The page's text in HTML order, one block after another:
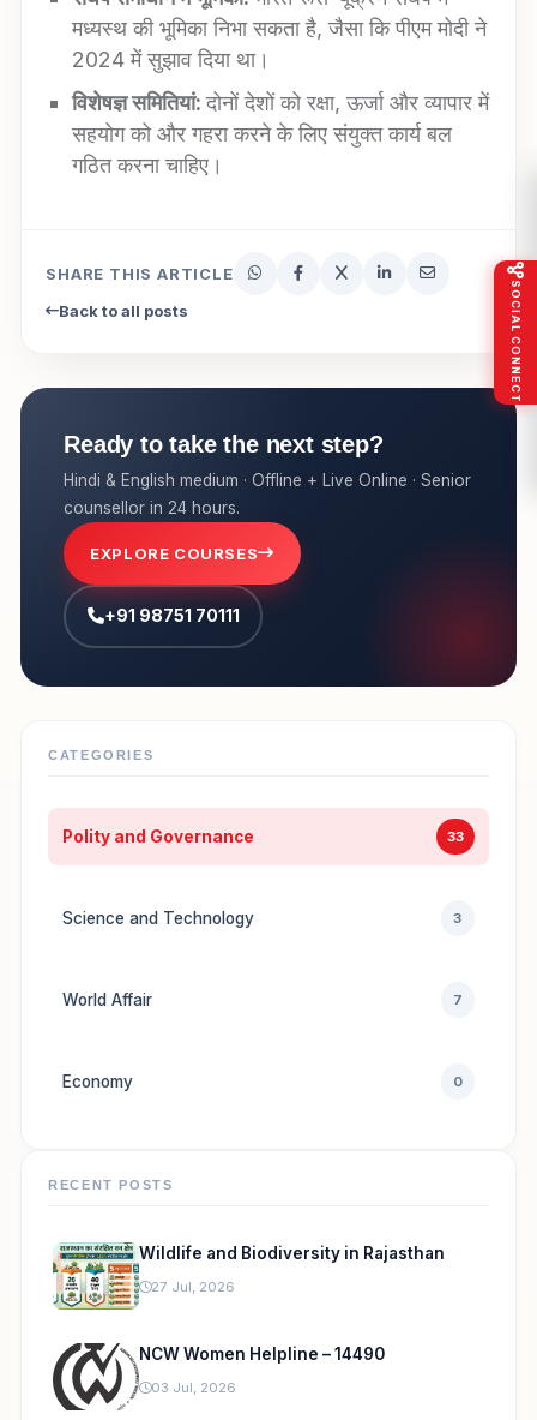
मध्यस्थ की भूमिका निभा सकता है, जैसा कि पीएम मोदी ने
2024 में सुझाव दिया था।
विशेषज्ञ समितियां:दोनों देशों को रक्षा, ऊर्जा और व्यापार में
सहयोग को और गहरा करने के लिए संयुक्त कार्य बल
गठित करना चाहिए।
SHARE THIS ARTICLE
Back to all posts
Ready to take the next step?
Hindi & English medium · Offline + Live Online · Senior
counsellor in 24 hours.
EXPLORE COURSES
+91 98751 70111
CATEGORIES
Polity and Governance 33
Science and Technology 3
World Affair 7
Economy 0
RECENT POSTS
Wildlife and Biodiversity in Rajasthan
27 Jul, 2026
NCW Women Helpline – 14490
03 Jul, 2026
SOCIAL CONNECT